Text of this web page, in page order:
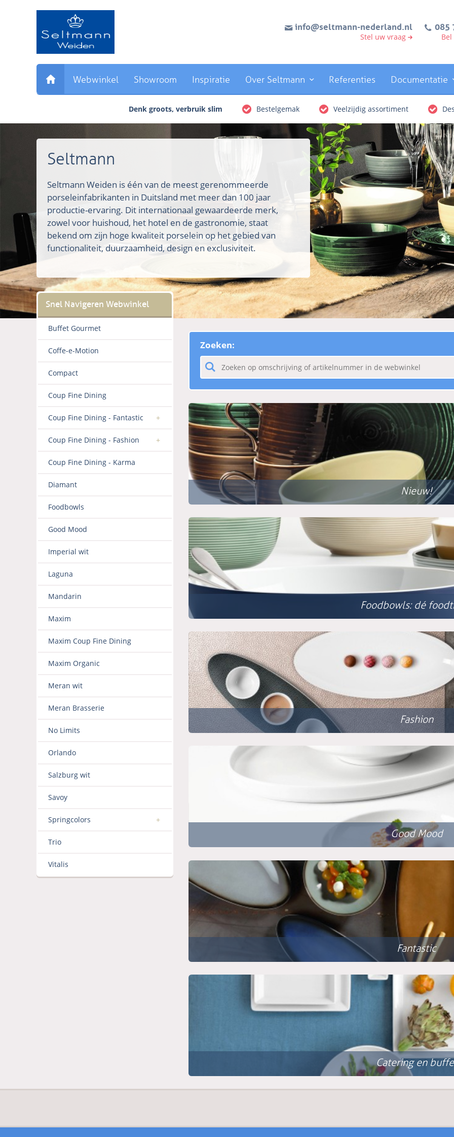
Direct
info@seltmann-nederland.nl
Stel uw vraag
085
Webwinkel Showroom Inspiratie Over Seltmann Referenties Documentatie
Denk groots, verbruik slim Bestelgemak Veelzijdig assortiment
Seltmann
Seltmann Weiden is één van de meest gerenommeerde
porseleinfabrikanten in Duitsland met meer dan 100 jaar
productie-ervaring. Dit internationaal gewaardeerde merk,
zowel voor huishoud, het hotel en de gastronomie, staat
bekend om zijn hoge kwaliteit porselein op het gebied van
functionaliteit, duurzaamheid, design en exclusiviteit.
Buffet Gourmet
Coffe-e-Motion
Compact
Coup Fine Dining
Coup Fine Dining - Fantastic
Coup Fine Dining - Fashion
Coup Fine Dining - Karma
Diamant
Foodbowls
Good Mood
Imperial wit
Laguna
Mandarin
Maxim
Maxim Coup Fine Dining
Maxim Organic
Meran wit
Meran Brasserie
No Limits
Orlando
Salzburg wit
Savoy
Springcolors
Trio
Vitalis
Zoeken:
Nieuw!
Foodbowls: dé
Fashion
Good Mood
Fantastic
Catering en